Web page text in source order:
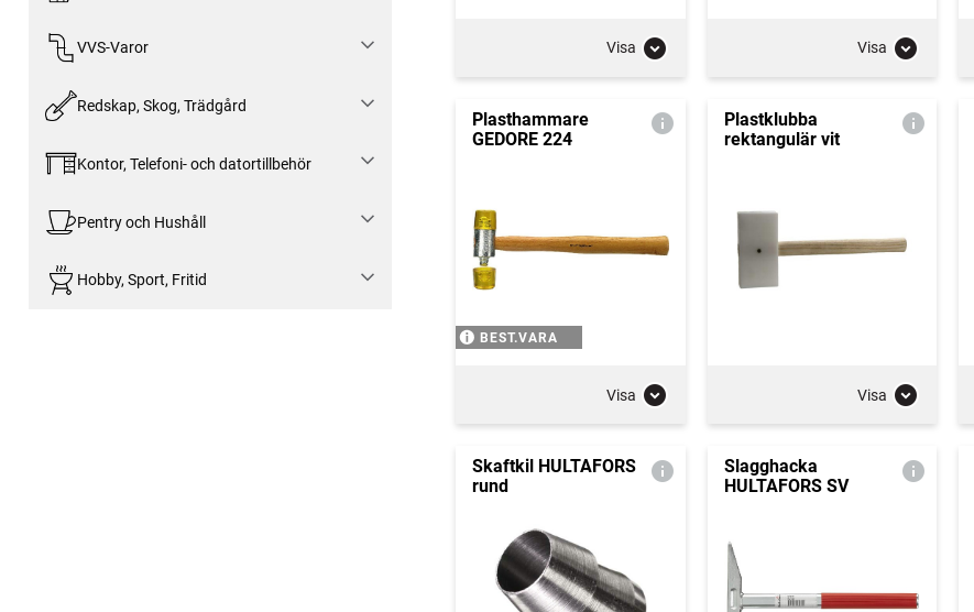
VVS-Varor
Redskap, Skog, Trädgård
Kontor, Telefoni- och datortillbehör
Pentry och Hushåll
Hobby, Sport, Fritid
Visa Visa
Plasthammare
GEDORE 224
BEST.VARA
Visa
Plastklubba
rektangulär vit
Visa
Skaftkil HULTAFORS
rund
Slagghacka
HULTAFORS SV